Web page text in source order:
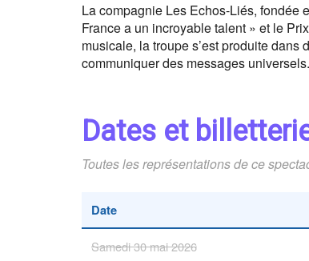
La compagnie Les Echos-Liés, fondée
France a un incroyable talent » et le
musicale, la troupe s’est produite
communiquer des messages universels.
Dates et
Toutes les représentations de ce
Date
Samedi 30 mai 2026